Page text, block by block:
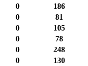
0
186
0
81
0
105
0
78
0
248
0
130